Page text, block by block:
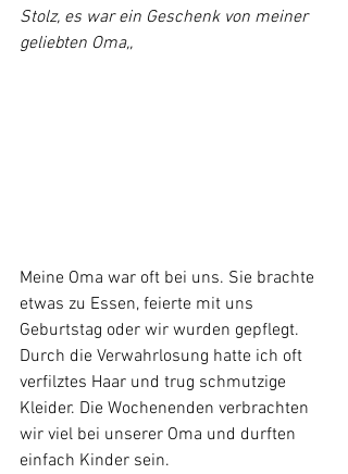
Stolz, es war ein Geschenk von meiner
geliebten Oma,,
Meine Oma war oft bei uns. Sie brachte
etwas zu Essen, feierte mit uns
Geburtstag oder wir wurden gepflegt.
Durch die Verwahrlosung hatte ich oft
verfilztes Haar und trug schmutzige
Kleider. Die Wochenenden verbrachten
wir viel bei unserer Oma und durften
einfach Kinder sein.